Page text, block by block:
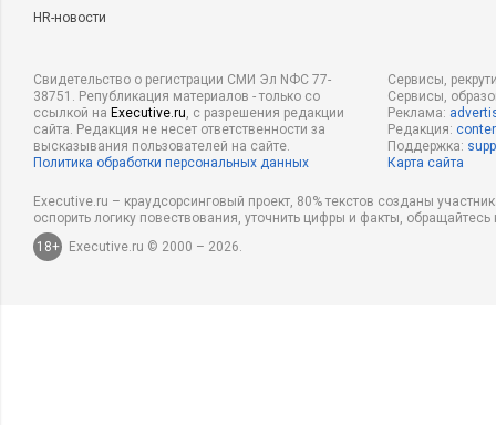
HR-новости
Свидетельство о регистрации СМИ Эл NФС 77-
38751. Републикация материалов - только со
ссылкой на Executive.ru, с разрешения редакции
сайта. Редакция не несет ответственности за
высказывания пользователей на сайте.
Политика обработки персональных данных
Сервисы,
Сервисы,
Реклама:
Редакция:
Поддержка:
Карта сайта
Executive.ru – краудсорсинговый проект, 80% текстов созданы
оспорить логику повествования, уточнить цифры и факты,
18+
Executive.ru © 2000 – 2026.